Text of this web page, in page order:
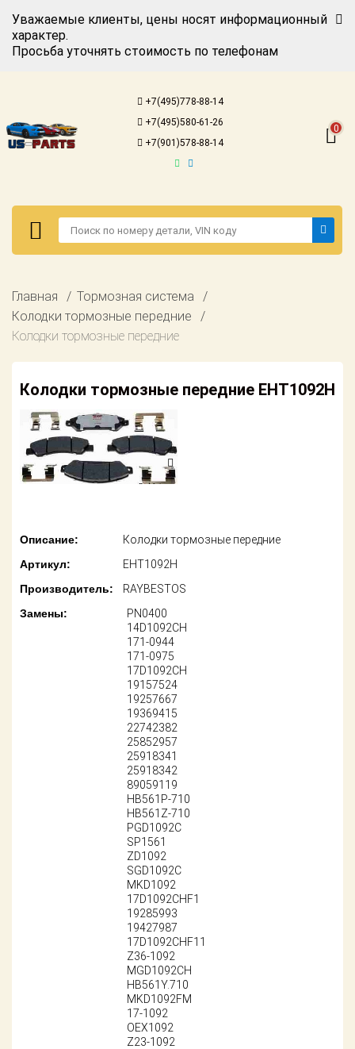
Уважаемые клиенты, цены носят информационный
характер.
Просьба уточнять стоимость по телефонам
+7(495)778-88-14
+7(495)580-61-26
+7(901)578-88-14
0
Авторизация
американских
автомобилей
запросу
техобслуживание
Оплата
Возврат
Поставщикам
Партнерство и
Как оформить
заказ
Регистрация
американских
Онлайн каталоги
- любые
запчасти
Подбор по
запросу
Ремонт и
техобслуживание
Доставка
Главная
Тормозная система
Колодки тормозные передние
Колодки тормозные передние
Колодки тормозные передние EHT1092H
Описание:
Колодки тормозные передние
Артикул:
EHT1092H
Производитель:
RAYBESTOS
Замены:
PN0400
14D1092CH
171-0944
171-0975
17D1092CH
19157524
19257667
19369415
22742382
25852957
25918341
25918342
89059119
HB561P-710
HB561Z-710
PGD1092C
SP1561
ZD1092
SGD1092C
MKD1092
17D1092CHF1
19285993
19427987
17D1092CHF11
Z36-1092
MGD1092CH
HB561Y.710
MKD1092FM
17-1092
OEX1092
Z23-1092